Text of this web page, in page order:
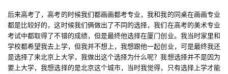
游
茶
原
创
后来高考了，高考的时候我们都画画都考专业，我和我的同桌在画画专业
都是比较好的，这时候我们俩做出了不同的选择，我们在高考的美术专业
考试中都取得了不错的成绩，但是最终他选择在厦门创业。我当时家里和
学校都希望我去上学，但我并不想上，我想跟他一起创业，可是最终我还
是选择了来北京上大学，我做出这个选择为什么呢？我想选择并不是因为
要上大学，我想选择的是北京这个城市，当时我觉得，只有选择上学才能